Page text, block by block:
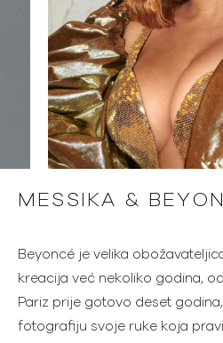
MESSIKA &
Beyoncé je velika
kreacija već nekoliko godina,
Pariz prije gotovo deset
fotografiju svoje ruke koja